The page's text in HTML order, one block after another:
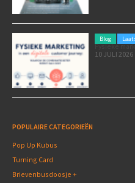
Blog
Fysieke
10 JULI 2026
POPULAIRE CATEGORIEËN
Pop Up Kubus
Turning Card
Brievenbusdoosje +